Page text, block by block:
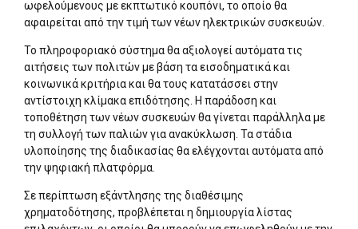
ωφελούμενους με εκπτωτικό κουπόνι, το οποίο θα
αφαιρείται από την τιμή των νέων ηλεκτρικών συσκευών.
Το πληροφοριακό σύστημα θα αξιολογεί αυτόματα τις
αιτήσεις των πολιτών με βάση τα εισοδηματικά και
κοινωνικά κριτήρια και θα τους κατατάσσει στην
αντίστοιχη κλίμακα επιδότησης. Η παράδοση και
τοποθέτηση των νέων συσκευών θα γίνεται παράλληλα με
τη συλλογή των παλιών για ανακύκλωση. Τα στάδια
υλοποίησης της διαδικασίας θα ελέγχονται αυτόματα από
την ψηφιακή πλατφόρμα.
Σε περίπτωση εξάντλησης της διαθέσιμης
χρηματοδότησης, προβλέπεται η δημιουργία λίστας